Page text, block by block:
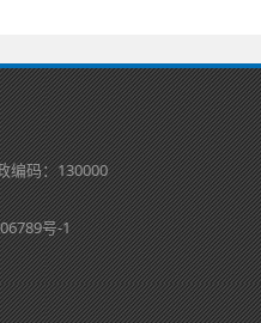
编码：130000
号-1